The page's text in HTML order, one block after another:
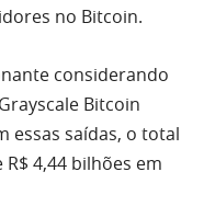
no Bitcoin.
considerando
Bitcoin
essas saídas, o total
4,44 bilhões em